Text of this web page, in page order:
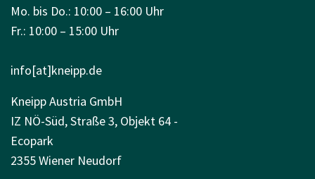
Mo. bis Do.: 10:00 – 16:00 Uhr
Fr.: 10:00 – 15:00 Uhr
info[at]kneipp.de
Kneipp Austria GmbH
IZ NÖ-Süd, Straße 3, Objekt 64 -
Ecopark
2355 Wiener Neudorf